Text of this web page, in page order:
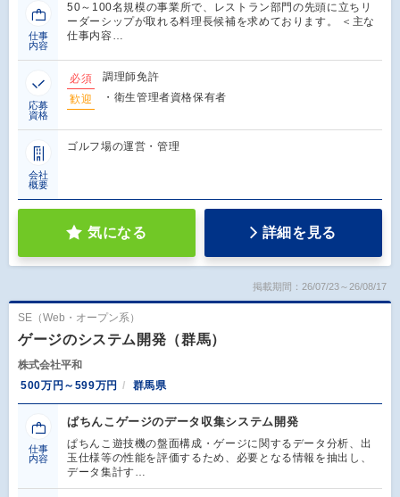
仕事
内容
50～100名規模の事業所で、レストラン部門の先頭に立ちリ
ーダーシップが取れる料理長候補を求めております。 ＜主な
仕事内容…
応募
資格
必須
調理師免許
歓迎
・衛生管理者資格保有者
会社
概要
ゴルフ場の運営・管理
気になる 詳細を見る
掲載期間：26/07/23～26/08/17
SE（Web・オープン系）
ゲージのシステム開発（群馬）
株式会社平和
500万円～599万円
群馬県
仕事
内容
ぱちんこゲージのデータ収集システム開発
ぱちんこ遊技機の盤面構成・ゲージに関するデータ分析、出
玉仕様等の性能を評価するため、必要となる情報を抽出し、
データ集計す…